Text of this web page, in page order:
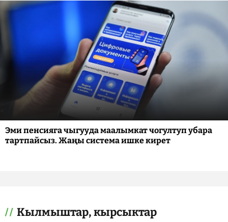
Эми пенсияга чыгууда маалымкат чогултуп убара
тартпайсыз. Жаңы система ишке кирет
Кылмыштар, кырсыктар